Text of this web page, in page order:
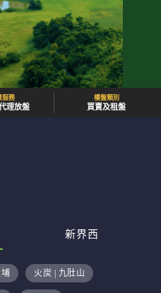
服務
理放盤
樓盤類別
買賣及租盤
新界西
火炭 | 九肚山